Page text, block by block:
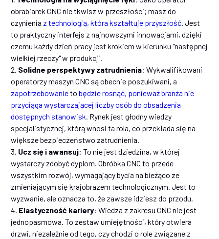
obrabiarek CNC nie tkwisz w przeszłości; masz do
czynienia z technologią, która kształtuje przyszłość. Jest
to praktyczny interfejs z najnowszymi innowacjami, dzięki
czemu każdy dzień pracy jest krokiem w kierunku "następnej
wielkiej rzeczy" w produkcji.
2. Solidne perspektywy zatrudnienia: Wykwalifikowani
operatorzy maszyn CNC są obecnie poszukiwani, a
zapotrzebowanietobędzie rosnąć, ponieważ branża nie
przyciąga wystarczającej liczby osób do obsadzenia
dostępnych stanowisk. Rynek jest głodny wiedzy
specjalistycznej, którą wnosi ta rola, co przekłada się na
większe bezpieczeństwo zatrudnienia.
3. Ucz się i awansuj: To nie jest dziedzina, w której
wystarczy zdobyć dyplom. Obróbka CNC to przede
wszystkim rozwój, wymagający bycia na bieżąco ze
zmieniającym się krajobrazem technologicznym. Jest to
wyzwanie, ale oznacza to, że zawsze idziesz do przodu.
4. Elastyczność kariery: Wiedza z zakresu CNC nie jest
jednopasmowa. To zestaw umiejętności, który otwiera
drzwi, niezależnie od tego, czy chodzi o role związane z